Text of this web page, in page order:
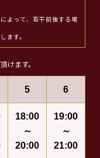
よって、若干前後する場
ます。
けます。
5 6
18:00
～
20:00
19:00
～
21:00